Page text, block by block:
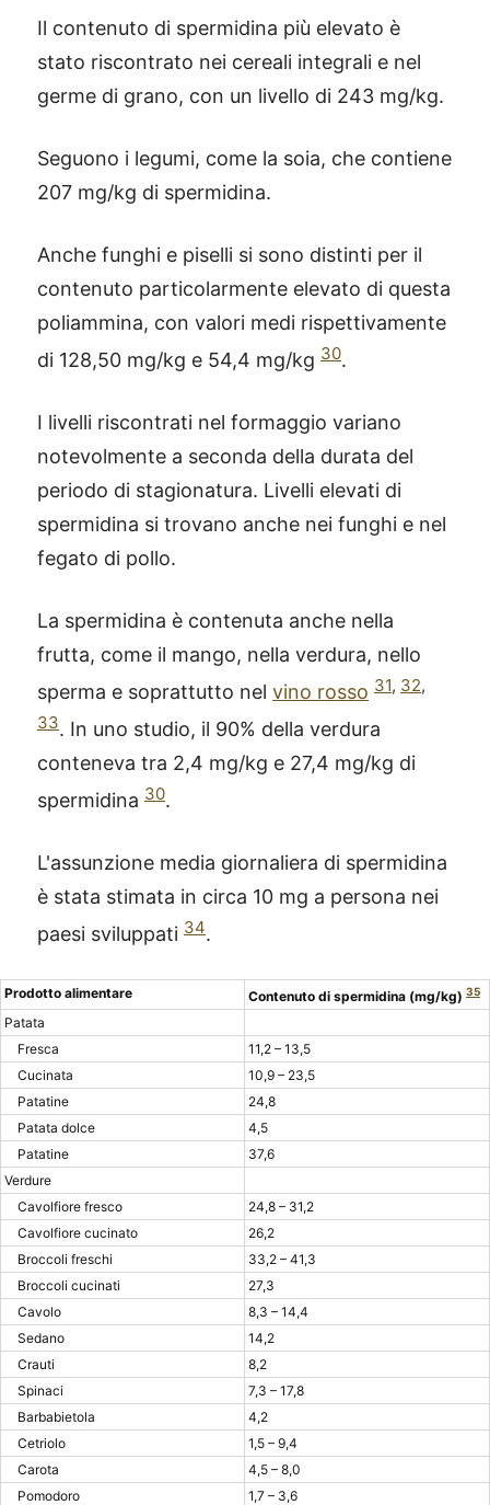
Il contenuto di spermidina più elevato è
stato riscontrato nei cereali integrali e nel
germe di grano, con un livello di 243 mg/kg.
Seguono i legumi, come la soia, che contiene
207 mg/kg di spermidina.
Anche funghi e piselli si sono distinti per il
contenuto particolarmente elevato di questa
poliammina, con valori medi rispettivamente
di 128,50 mg/kg e 54,4 mg/kg 30.
I livelli riscontrati nel formaggio variano
notevolmente a seconda della durata del
periodo di stagionatura. Livelli elevati di
spermidina si trovano anche nei funghi e nel
fegato di pollo.
La spermidina è contenuta anche nella
frutta, come il mango, nella verdura, nello
sperma e soprattutto nel vino rosso 31, 32,
33. In uno studio, il 90% della verdura
conteneva tra 2,4 mg/kg e 27,4 mg/kg di
spermidina 30.
L'assunzione media giornaliera di spermidina
è stata stimata in circa 10 mg a persona nei
paesi sviluppati 34.
Prodotto alimentare Contenuto di spermidina (mg/kg) 35
Patata
Fresca
11,2 – 13,5
Cucinata
10,9 – 23,5
Patatine
24,8
Patata dolce
4,5
Patatine
37,6
Verdure
Cavolfiore fresco
24,8 – 31,2
Cavolfiore cucinato
26,2
Broccoli freschi
33,2 – 41,3
Broccoli cucinati
27,3
Cavolo
8,3 – 14,4
Sedano
14,2
Crauti
8,2
Spinaci
7,3 – 17,8
Barbabietola
4,2
Cetriolo
1,5 – 9,4
Carota
4,5 – 8,0
Pomodoro
1,7 – 3,6